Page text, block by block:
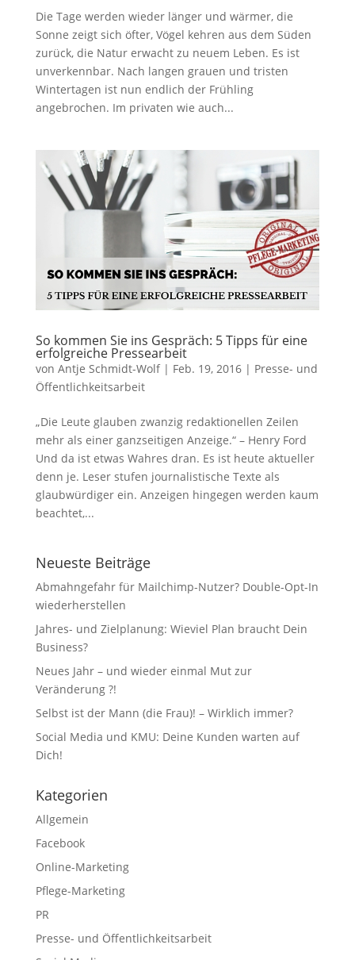
Die Tage werden wieder länger und wärmer, die
Sonne zeigt sich öfter, Vögel kehren aus dem Süden
zurück, die Natur erwacht zu neuem Leben. Es ist
unverkennbar. Nach langen grauen und tristen
Wintertagen ist nun endlich der Frühling
angebrochen. Im privaten wie auch...
So kommen Sie ins Gespräch: 5 Tipps für eine
erfolgreiche Pressearbeit
von Antje Schmidt-Wolf| Feb. 19, 2016| Presse- und
Öffentlichkeitsarbeit
„Die Leute glauben zwanzig redaktionellen Zeilen
mehr als einer ganzseitigen Anzeige.“ – Henry Ford
Und da ist etwas Wahres dran. Es ist heute aktueller
denn je. Leser stufen journalistische Texte als
glaubwürdiger ein. Anzeigen hingegen werden kaum
beachtet,...
Neueste Beiträge
Abmahngefahr für Mailchimp-Nutzer? Double-Opt-In
wiederherstellen
Jahres- und Zielplanung: Wieviel Plan braucht Dein
Business?
Neues Jahr – und wieder einmal Mut zur
Veränderung ?!
Selbst ist der Mann (die Frau)! – Wirklich immer?
Social Media und KMU: Deine Kunden warten auf
Dich!
Kategorien
Allgemein
Facebook
Online-Marketing
Pflege-Marketing
PR
Presse- und Öffentlichkeitsarbeit